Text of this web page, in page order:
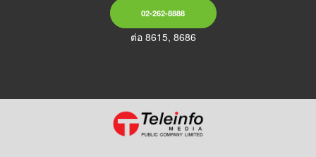
02-262-8888
ต่อ 8615, 8686